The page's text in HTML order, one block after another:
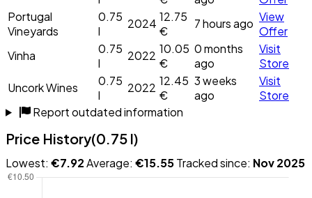
Portugal
Vineyards
0.75
l
2024 12.75
€
7 hours ago View
Offer
Vinha
0.75
l
2022 10.05
€
0 months
ago
Visit
Store
Uncork Wines
0.75
l
2022 12.45
€
3 weeks
ago
Visit
Store
Report outdated information
Price History(0.75 l)
Lowest: €7.92Average: €15.55Tracked since: Nov 2025